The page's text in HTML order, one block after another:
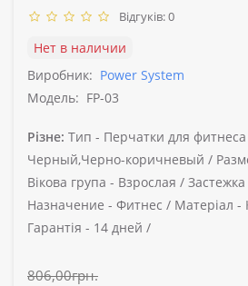
Відгуків: 0
Нет в наличии
Виробник: Power System
Модель: FP-03
Різне: Тип - Перчатки для
Черный,Черно-коричневый /
Вікова група - Взрослая / Застежка
Назначение - Фитнес / Матеріал -
Гарантія - 14 дней /
806,00грн.